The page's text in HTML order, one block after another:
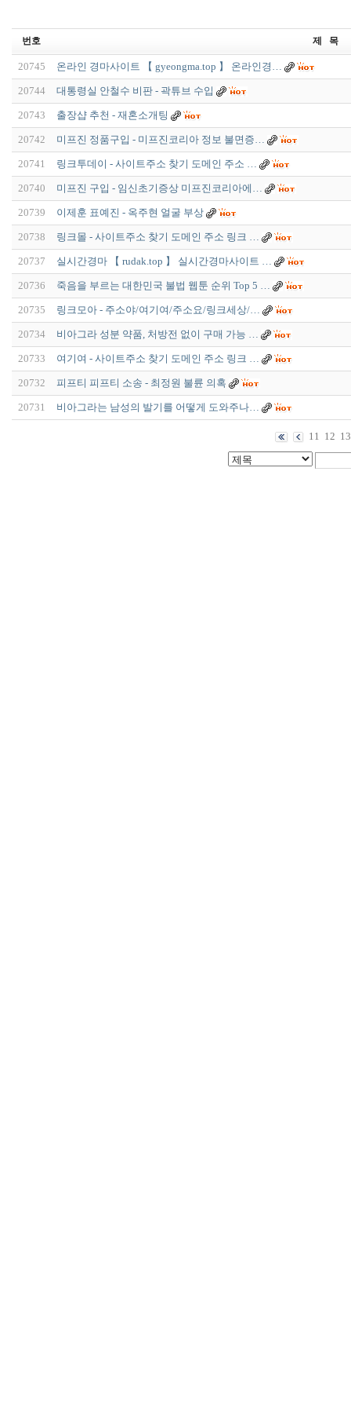
번호 제 목
20745 온라인 경마사이트 【 gyeongma.top 】 온라인경…
20744 대통령실 안철수 비판 - 곽튜브 수입
20743 출장샵 추천 - 재혼소개팅
20742 미프진 정품구입 - 미프진코리아 정보 불면증…
20741 링크투데이 - 사이트주소 찾기 도메인 주소 …
20740 미프진 구입 - 임신초기증상 미프진코리아에…
20739 이제훈 표예진 - 옥주현 얼굴 부상
20738 링크몰 - 사이트주소 찾기 도메인 주소 링크 …
20737 실시간경마 【 rudak.top 】 실시간경마사이트 …
20736 죽음을 부르는 대한민국 불법 웹툰 순위 Top 5 …
20735 링크모아 - 주소야/여기여/주소요/링크세상/…
20734 비아그라 성분 약품, 처방전 없이 구매 가능 …
20733 여기여 - 사이트주소 찾기 도메인 주소 링크 …
20732 피프티 피프티 소송 - 최정원 불륜 의혹
20731 비아그라는 남성의 발기를 어떻게 도와주나…
11 12 13